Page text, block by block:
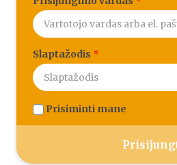
Slaptažodis *
Prisiminti mane